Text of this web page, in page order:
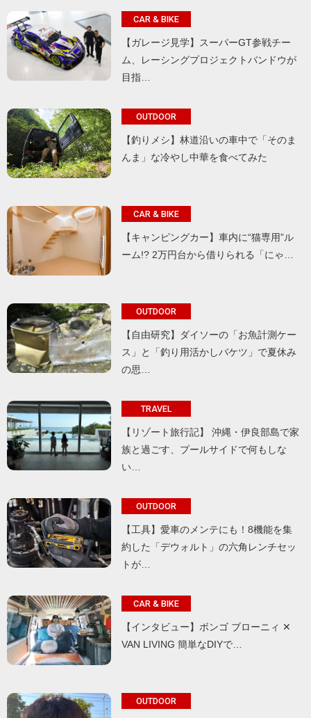
CAR & BIKE
【ガレージ見学】スーパーGT参戦チー
ム、レーシングプロジェクトバンドウが
目指…
OUTDOOR
【釣りメシ】林道沿いの車中で「そのま
んま」な冷やし中華を食べてみた
CAR & BIKE
【キャンピングカー】車内に“猫専用”ル
ーム!? 2万円台から借りられる「にゃ…
OUTDOOR
【自由研究】ダイソーの「お魚計測ケー
ス」と「釣り用活かしバケツ」で夏休み
の思…
TRAVEL
【リゾート旅行記】 沖縄・伊良部島で家
族と過ごす、プールサイドで何もしな
い…
OUTDOOR
【工具】愛車のメンテにも！8機能を集
約した「デウォルト」の六角レンチセッ
トが…
CAR & BIKE
【インタビュー】ボンゴ ブローニィ ✕
VAN LIVING 簡単なDIYで…
OUTDOOR